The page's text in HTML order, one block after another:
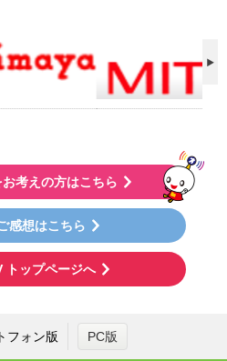
考えの方はこちら
感想はこちら
トップページへ
フォン版 PC版